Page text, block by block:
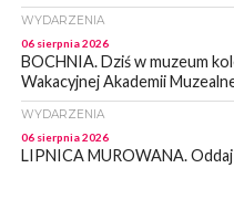
WYDARZENIA
06 sierpnia 2026
BOCHNIA. Dziś w muzeum
Wakacyjnej Akademii
WYDARZENIA
06 sierpnia 2026
LIPNICA MUROWANA.